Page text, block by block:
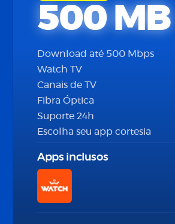
500 MB
Download até 500 Mbps
Watch TV
Canais de TV
Fibra Óptica
Suporte 24h
Escolha seu app cortesia
Apps inclusos